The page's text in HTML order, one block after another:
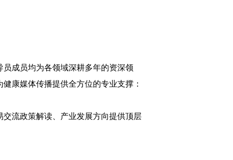
成员均为各领域深耕多年的资深领
康媒体传播提供全方位的专业支撑：
流政策解读、产业发展方向提供顶层